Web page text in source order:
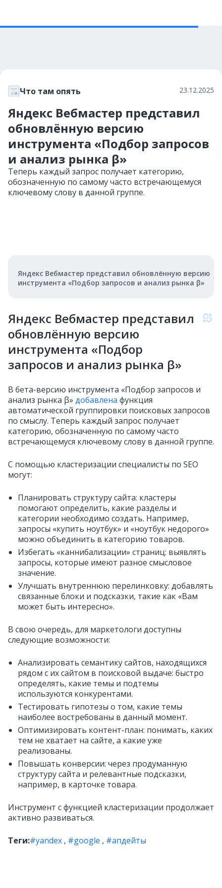
Что там опять 23.12.2025
Яндекс Вебмастер представил
обновлённую версию
инструмента «Подбор запросов
и анализ рынка β»
Теперь каждый запрос получает категорию,
обозначенную по самому часто встречающемуся
ключевому слову в данной группе.
Яндекс Вебмастер представил обновлённую версию
инструмента «Подбор запросов и анализ рынка β»
Яндекс Вебмастер представил
обновлённую версию
инструмента «Подбор
запросов и анализ рынка β»
В бета-версию инструмента «Подбор запросов и
анализ рынка β» добавлена функция
автоматической группировки поисковых запросов
по смыслу. Теперь каждый запрос получает
категорию, обозначенную по самому часто
встречающемуся ключевому слову в данной группе.
С помощью кластеризации специалисты по SEO
могут:
Планировать структуру сайта: кластеры
помогают определить, какие разделы и
категории необходимо создать. Например,
запросы «купить ноутбук» и «ноутбук недорого»
можно объединить в категорию товаров.
Избегать «каннибализации» страниц: выявлять
запросы, которые имеют разное смысловое
значение.
Улучшать внутреннюю перелинковку: добавлять
связанные блоки и подсказки, такие как «Вам
может быть интересно».
В свою очередь, для маркетологи доступны
следующие возможности:
Анализировать семантику сайтов, находящихся
рядом с их сайтом в поисковой выдаче: быстро
определять, какие темы и подтемы
используются конкурентами.
Тестировать гипотезы о том, какие темы
наиболее востребованы в данный момент.
Оптимизировать контент-план: понимать, каких
тем не хватает на сайте, а какие уже
реализованы.
Повышать конверсии: через продуманную
структуру сайта и релевантные подсказки,
например, в карточке товара.
Инструмент с функцией кластеризации продолжает
активно развиваться.
Теги:#yandex , #google , #апдейты